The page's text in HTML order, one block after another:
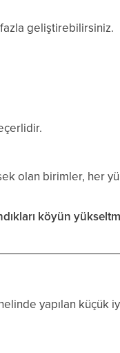
geliştirebilirsiniz.
olan birimler, her
köyün
yapılan küçük